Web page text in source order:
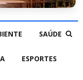
SAÚDE
ESPORTES